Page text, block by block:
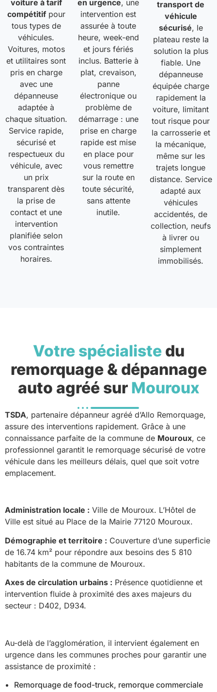
voiture à tarif
compétitifpour
tous types de
véhicules.
Voitures, motos
et utilitaires sont
pris en charge
avec une
dépanneuse
adaptée à
chaque situation.
Service rapide,
sécurisé et
respectueux du
véhicule, avec
un prix
transparent dès
la prise de
contact et une
intervention
planifiée selon
vos contraintes
horaires.
en urgence, une
intervention est
assurée à toute
heure, week-end
et jours fériés
inclus. Batterie à
plat, crevaison,
panne
électronique ou
problème de
démarrage : une
prise en charge
rapide est mise
en place pour
vous remettre
sur la route en
toute sécurité,
sans attente
inutile.
transport de
véhicule
sécurisé, le
plateau reste la
solution la plus
fiable. Une
dépanneuse
équipée charge
rapidement la
voiture, limitant
tout risque pour
la carrosserie et
la mécanique,
même sur les
trajets longue
distance. Service
adapté aux
véhicules
accidentés, de
collection, neufs
à livrer ou
simplement
immobilisés.
Votre spécialistedu
remorquage & dépannage
auto agréé sur Mouroux
TSDA, partenaire dépanneur agréé d’Allo Remorquage,
assure des interventions rapidement. Grâce à une
connaissance parfaite de la commune de Mouroux, ce
professionnel garantit le remorquage sécurisé de votre
véhicule dans les meilleurs délais, quel que soit votre
emplacement.
Administration locale : Ville de Mouroux. L’Hôtel de
Ville est situé au Place de la Mairie 77120 Mouroux.
Démographie et territoire : Couverture d’une superficie
de 16.74 km² pour répondre aux besoins des 5 810
habitants de la commune de Mouroux.
Axes de circulation urbains : Présence quotidienne et
intervention fluide à proximité des axes majeurs du
secteur : D402, D934.
Au-delà de l’agglomération, il intervient également en
urgence dans les communes proches pour garantir une
assistance de proximité :
Remorquage de food-truck, remorque commerciale